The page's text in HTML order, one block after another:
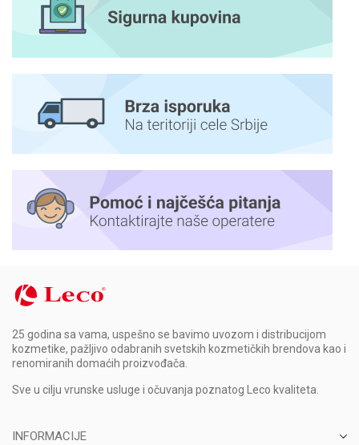
25 godina sa vama, uspešno se bavimo uvozom i distribucijom
kozmetike, pažljivo odabranih svetskih kozmetičkih brendova kao i
renomiranih domaćih proizvođača.
Sve u cilju vrunske usluge i očuvanja poznatog Leco kvaliteta.
INFORMACIJE